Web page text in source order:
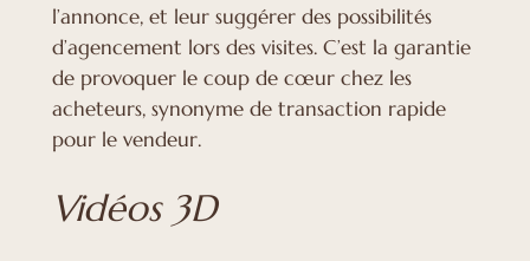
l’annonce, et leur suggérer des possibilités
d’agencement lors des visites. C’est la garantie
de provoquer le coup de cœur chez les
acheteurs, synonyme de transaction rapide
pour le vendeur.
Vidéos 3D